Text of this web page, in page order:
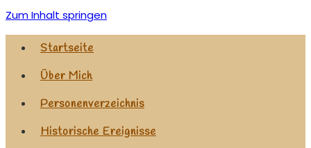
Zum Inhalt springen
Startseite
Über Mich
Personenverzeichnis
Historische Ereignisse